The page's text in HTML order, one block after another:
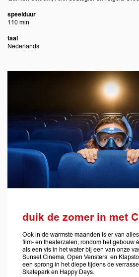
speelduur
110 min
taal
Nederlands
duik de zomer in met
Ook in de warmste maanden is er van
film- en theaterzalen, rondom het gebouw
als een vis in het water bij een van onze
Sunset Cinema, Open Vensters’ en
een sprong in het diepe tijdens de
Skatepark en Happy Days.